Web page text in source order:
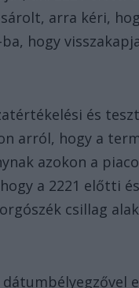
arra kéri,
ba, hogy
és
arról, hogy a
azokon a
a 2221 előtti
csillag